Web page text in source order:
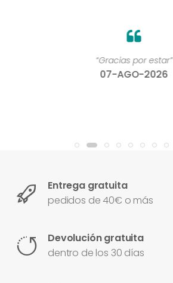
“Gracias por estar”
07-AGO-2026
Entrega gratuita
pedidos de 40€ o más
Devolución gratuita
dentro de los 30 días